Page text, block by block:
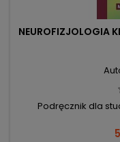
NEUROFIZJOLOGIA
Podręcznik dla